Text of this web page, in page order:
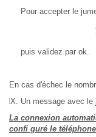
Pour accepter le
puis validez par ok.
En cas d'échec le
Un message avec le
La connexion
confi guré le